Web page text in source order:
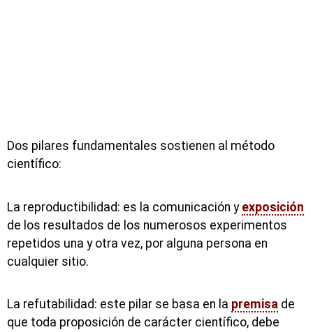
Dos pilares fundamentales sostienen al método
científico:
La reproductibilidad: es la comunicación y exposición
de los resultados de los numerosos experimentos
repetidos una y otra vez, por alguna persona en
cualquier sitio.
La refutabilidad: este pilar se basa en la premisa de
que toda proposición de carácter científico, debe